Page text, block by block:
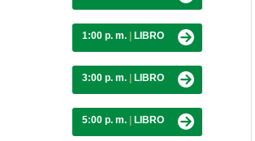
1:00 p. m. LIBRO
3:00 p. m. LIBRO
5:00 p. m. LIBRO